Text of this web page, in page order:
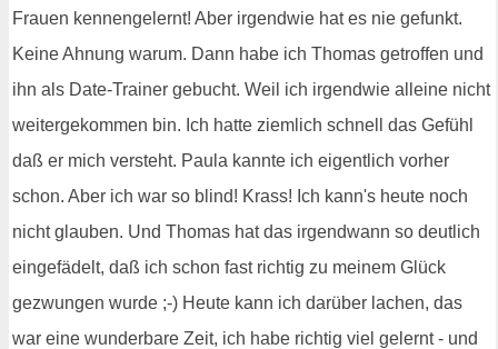
Frauen kennengelernt! Aber irgendwie hat es nie gefunkt.
Keine Ahnung warum. Dann habe ich Thomas getroffen und
ihn als Date-Trainer gebucht. Weil ich irgendwie alleine nicht
weitergekommen bin. Ich hatte ziemlich schnell das Gefühl
daß er mich versteht. Paula kannte ich eigentlich vorher
schon. Aber ich war so blind! Krass! Ich kann's heute noch
nicht glauben. Und Thomas hat das irgendwann so deutlich
eingefädelt, daß ich schon fast richtig zu meinem Glück
gezwungen wurde ;-) Heute kann ich darüber lachen, das
war eine wunderbare Zeit, ich habe richtig viel gelernt - und